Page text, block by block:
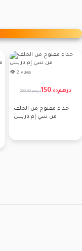
👁 2 vues
200.00 درهم150. 00درهم
حذاء مفتوح من الخلف
من سي إم باريس